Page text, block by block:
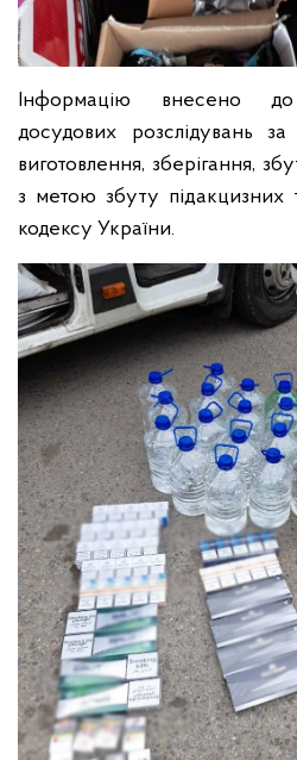
Інформацію внесено
досудових розслідувань
виготовлення, зберігання,
з метою збуту підакцизних
кодексу України.